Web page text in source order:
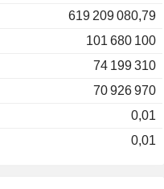
619 209 080,79
101 680 100
74 199 310
70 926 970
0,01
0,01